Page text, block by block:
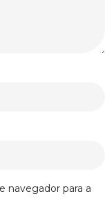
navegador para a